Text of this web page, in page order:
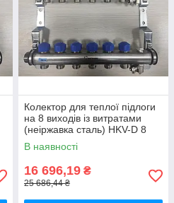
Колектор для теплої підлоги
на 8 виходів із витратами
(неіржавка сталь) HKV-D 8
REHAU
В наявності
16 696,19 ₴
25 686,44 ₴